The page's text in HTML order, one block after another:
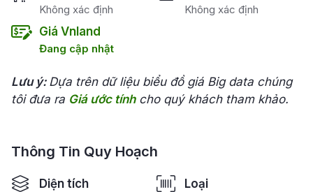
Không xác định Không xác định
Giá Vnland
Đang cập nhật
Lưu ý: Dựa trên dữ liệu biểu đồ giá Big data chúng
tôi đưa ra Giá ước tínhcho quý khách tham khảo.
Thông Tin Quy Hoạch
Diện tích Loại